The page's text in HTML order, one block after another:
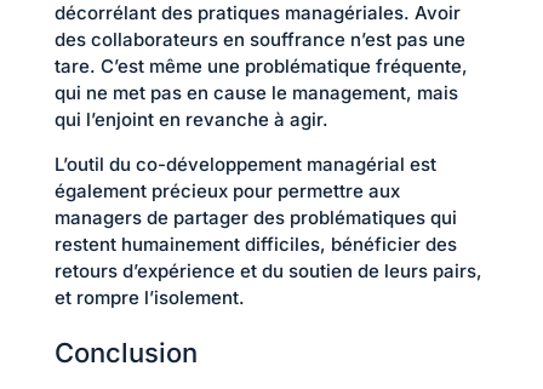
décorrélant des pratiques managériales. Avoir
des collaborateurs en souffrance n’est pas une
tare. C’est même une problématique fréquente,
qui ne met pas en cause le management, mais
qui l’enjoint en revanche à agir.
L’outil du co-développement managérial est
également précieux pour permettre aux
managers de partager des problématiques qui
restent humainement difficiles, bénéficier des
retours d’expérience et du soutien de leurs pairs,
et rompre l’isolement.
Conclusion